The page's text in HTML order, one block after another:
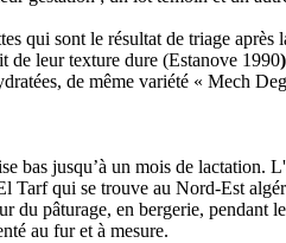
qui sont le résultat de triage
de leur texture dure (Estanove 1990)
de même variété « Mech
bas jusqu’à un mois de lactation.
Tarf qui se trouve au Nord-Est
du pâturage, en bergerie,
au fur et à mesure.